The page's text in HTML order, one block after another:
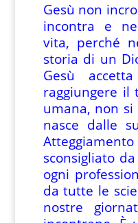
Gesù non
incontra e
vita, perché
storia di un
Gesù
raggiungere il
umana, non
nasce dalle
sconsigliato
ogni
da tutte le
nostre